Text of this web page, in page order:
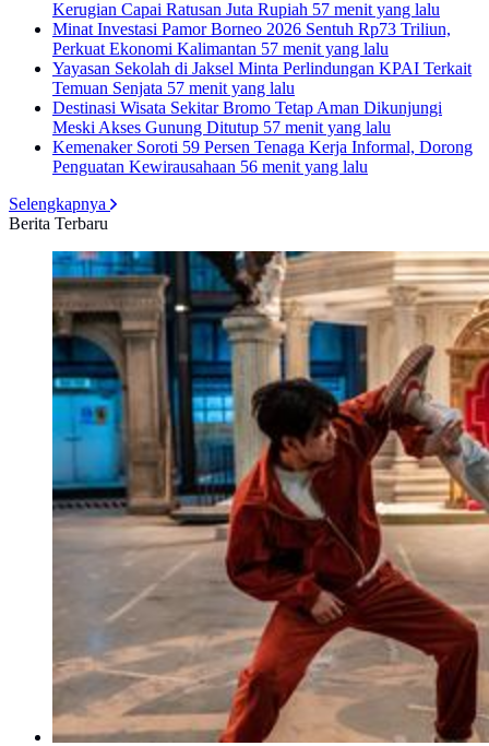
Kerugian Capai Ratusan Juta Rupiah 57 menit yang lalu
Minat Investasi Pamor Borneo 2026 Sentuh Rp73 Triliun,
Perkuat Ekonomi Kalimantan 57 menit yang lalu
Yayasan Sekolah di Jaksel Minta Perlindungan KPAI Terkait
Temuan Senjata 57 menit yang lalu
Destinasi Wisata Sekitar Bromo Tetap Aman Dikunjungi
Meski Akses Gunung Ditutup 57 menit yang lalu
Kemenaker Soroti 59 Persen Tenaga Kerja Informal, Dorong
Penguatan Kewirausahaan 56 menit yang lalu
Selengkapnya
Berita Terbaru